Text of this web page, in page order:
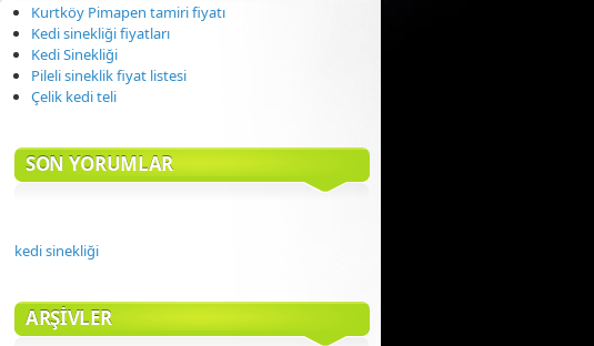
Kurtköy Pimapen tamiri fiyatı
Kedi sinekliği fiyatları
Kedi Sinekliği
Pileli sineklik fiyat listesi
Çelik kedi teli
SON YORUMLAR
kedi sinekliği
ARŞIVLER